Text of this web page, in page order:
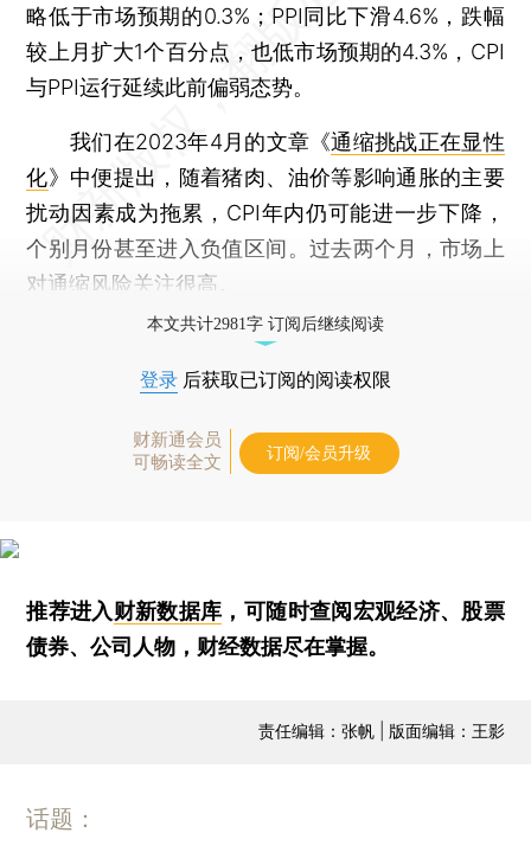
略低于市场预期的0.3%；PPI同比下滑4.6%，跌幅
较上月扩大1个百分点，也低市场预期的4.3%，CPI
与PPI运行延续此前偏弱态势。
我们在2023年4月的文章《通缩挑战正在显性
化》中便提出，随着猪肉、油价等影响通胀的主要
扰动因素成为拖累，CPI年内仍可能进一步下降，
个别月份甚至进入负值区间。过去两个月，市场上
对通缩风险关注很高。
本文共计2981字 订阅后继续阅读
登录 后获取已订阅的阅读权限
财新通会员
可畅读全文
订阅/会员升级
推荐进入财新数据库 ，可随时查阅宏观经济、股票
债券、公司人物，财经数据尽在掌握。
责任编辑：张帆 | 版面编辑：王影
话题：